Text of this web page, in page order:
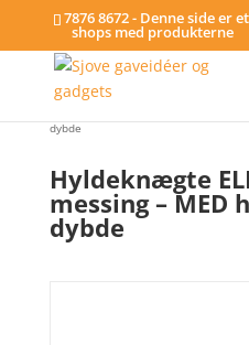
7876 8672 - Denne side
shops med produkterne
dybde
Hyldeknægte
messing – MED
dybde